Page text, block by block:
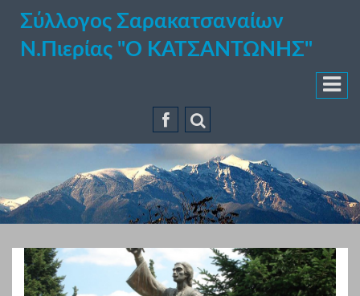
Σύλλογος Σαρακατσαναίων
Ν.Πιερίας "Ο ΚΑΤΣΑΝΤΩΝΗΣ"